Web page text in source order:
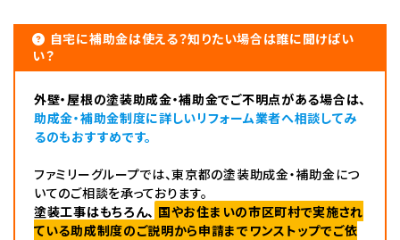
自宅に補助金は使える？知りたい場合は誰に聞けばい
い？
外壁・屋根の塗装助成金・補助金でご不明点がある場合は、
助成金・補助金制度に詳しいリフォーム業者へ相談してみ
るのもおすすめです。
ファミリーグループでは、東京都の塗装助成金・補助金につ
いてのご相談を承っております。
塗装工事はもちろん、 国やお住まいの市区町村で実施され
ている助成制度のご説明から申請までワンストップでご依